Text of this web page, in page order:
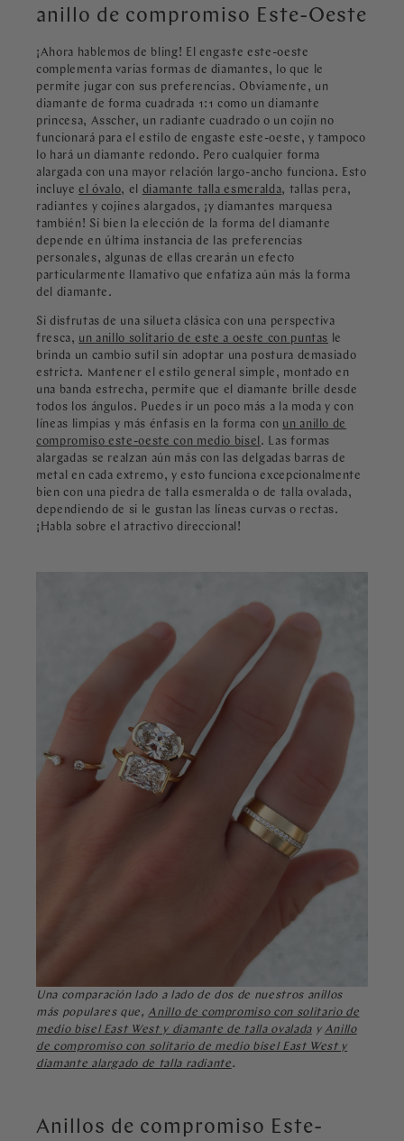
anillo de compromiso Este-Oeste
¡Ahora hablemos de bling! El engaste este-oeste
complementa varias formas de diamantes, lo que le
permite jugar con sus preferencias. Obviamente, un
diamante de forma cuadrada 1:1 como un diamante
princesa, Asscher, un radiante cuadrado o un cojín no
funcionará para el estilo de engaste este-oeste, y tampoco
lo hará un diamante redondo. Pero cualquier forma
alargada con una mayor relación largo-ancho funciona. Esto
incluyeel óvalo, el diamante talla esmeralda, tallas pera,
radiantes y cojines alargados, ¡y diamantes marquesa
también! Si bien la elección de la forma del diamante
depende en última instancia de las preferencias
personales, algunas de ellas crearán un efecto
particularmente llamativo que enfatiza aún más la forma
del diamante.
Si disfrutas de una silueta clásica con una perspectiva
fresca, un anillo solitario de este a oeste con puntas le
brinda un cambio sutil sin adoptar una postura demasiado
estricta. Mantener el estilo general simple, montado en
una banda estrecha, permite que el diamante brille desde
todos los ángulos. Puedes ir un poco más a la moda y con
líneas limpias y más énfasis en la forma con un anillo de
compromiso este-oeste con medio bisel . Las formas
alargadas se realzan aún más con las delgadas barras de
metal en cada extremo, y esto funciona excepcionalmente
bien con una piedra de talla esmeralda o de talla ovalada,
dependiendo de si le gustan las líneas curvas o rectas.
¡Habla sobre el atractivo direccional!
Una comparación lado a lado de dos de nuestros anillos
más populares que,Anillo de compromiso con solitario de
medio bisel East West y diamante de talla ovaladay Anillo
de compromiso con solitario de medio bisel East West y
diamante alargado de talla radiante.
Anillos de compromiso Este-